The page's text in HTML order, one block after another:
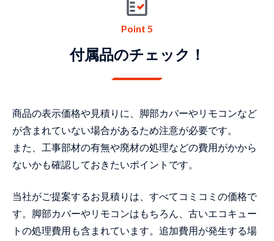
Point 5
付属品のチェック！
商品の表示価格や見積りに、脚部カバーやリモコンなど
が含まれていない場合があるため注意が必要です。
また、工事部材の有無や廃材の処理などの費用がかから
ないかも確認しておきたいポイントです。
当社がご提案するお見積りは、すべてコミコミの価格で
す。脚部カバーやリモコンはもちろん、古いエコキュー
トの処理費用も含まれています。追加費用が発生する場